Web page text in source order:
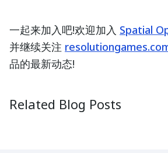
一起来加入吧!欢迎加入 Spatial
并继续关注
品的最新动态!
Related Blog Posts
2025-08-28